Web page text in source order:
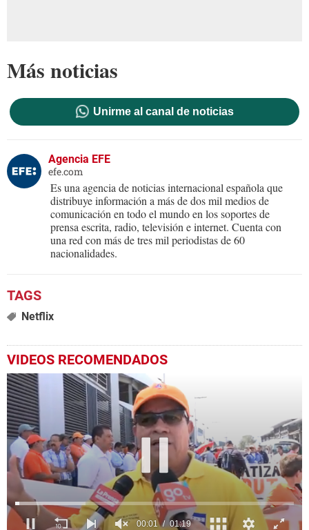
Más noticias
Unirme al canal de noticias
Agencia EFE
efe.com
Es una agencia de noticias internacional española que
distribuye información a más de dos mil medios de
comunicación en todo el mundo en los soportes de
prensa escrita, radio, televisión e internet. Cuenta con
una red con más de tres mil periodistas de 60
nacionalidades.
Netflix
VIDEOS RECOMENDADOS